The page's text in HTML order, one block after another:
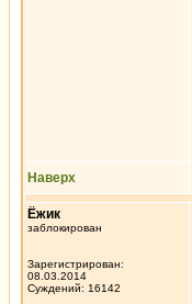
Наверх
Ёжик
заблокирован
Зарегистрирован:
08.03.2014
Суждений: 16142